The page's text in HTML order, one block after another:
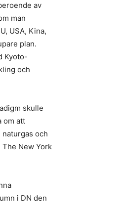
av
man
USA, Kina,
plan.
Kyoto-
och
skulle
om att
och
The New York
i DN den